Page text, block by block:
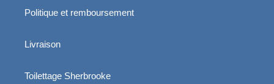
Politique et remboursement
Livraison
Toilettage Sherbrooke